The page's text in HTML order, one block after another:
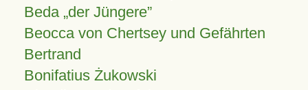
Beda „der Jüngere”
Beocca von Chertsey und Gefährten
Bertrand
Bonifatius Żukowski